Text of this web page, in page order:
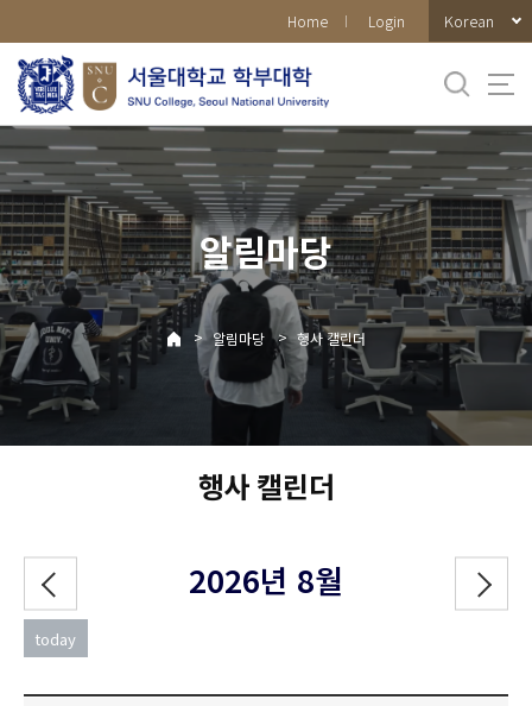
메뉴
Home Login Korean
알림마당
> 알림마당 > 행사 캘린더
행사 캘린더
today
2026년 8월